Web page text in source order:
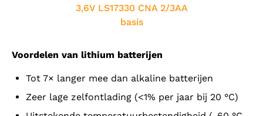
3,6V LS17330 CNA 2/3AA
basis
Voordelen van lithium batterijen
Tot 7× langer mee dan alkaline batterijen
Zeer lage zelfontlading (<1% per jaar bij 20 °C)